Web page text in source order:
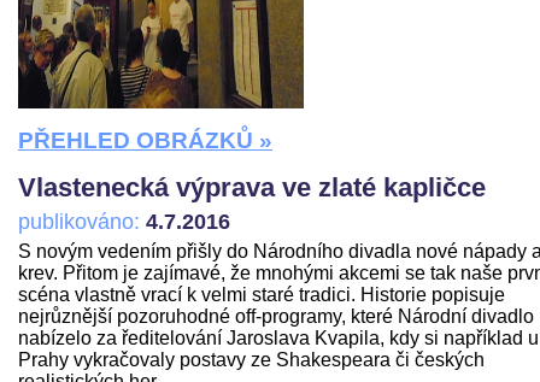
PŘEHLED OBRÁZKŮ »
Vlastenecká výprava ve zlaté kapličce
publikováno: 4.7.2016
S novým vedením přišly do Národního divadla nové nápady
krev. Přitom je zajímavé, že mnohými akcemi se tak naše
scéna vlastně vrací k velmi staré tradici. Historie popisuje
nejrůznější pozoruhodné off-programy, které Národní divadlo
nabízelo za ředitelování Jaroslava Kvapila, kdy si například
Prahy vykračovaly postavy ze Shakespeara či českých